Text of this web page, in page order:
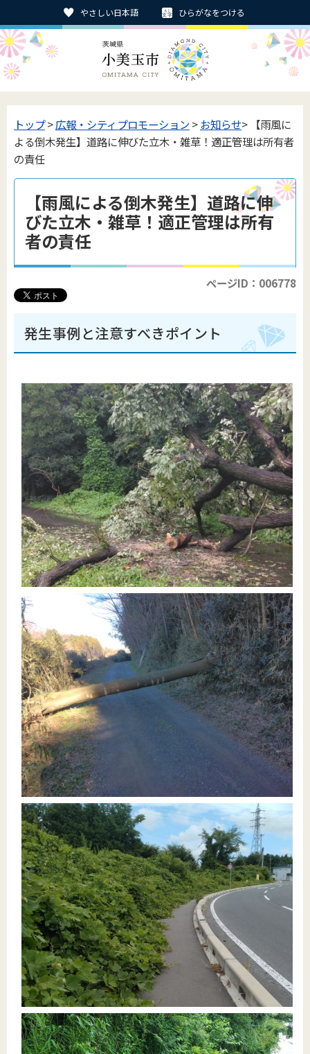
やさしい日本語 ひらがなをつける
トップ>広報・シティプロモーション>お知らせ> 【雨風に
よる倒木発生】道路に伸びた立木・雑草！適正管理は所有者
の責任
【雨風による倒木発生】道路に伸
びた立木・雑草！適正管理は所有
者の責任
ページID：006778
発生事例と注意すべきポイント